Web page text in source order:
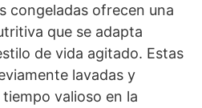
congeladas ofrecen una
que se adapta
de vida agitado. Estas
lavadas y
valioso en la